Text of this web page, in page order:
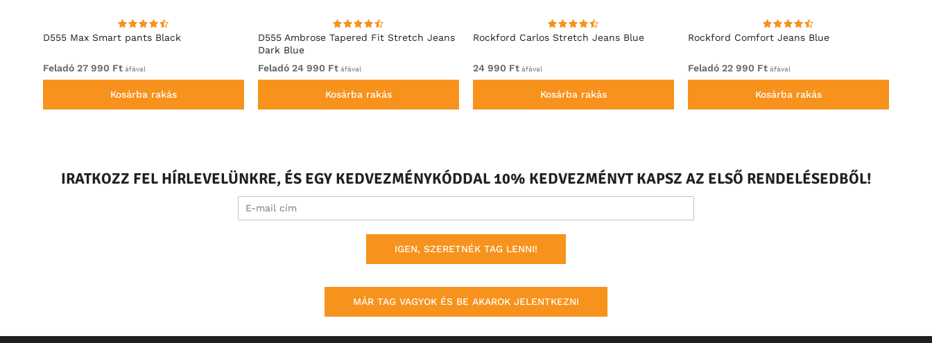
D555 Max Smart pants Black
Feladó 27 990 Ft áfával
Kosárba rakás
D555 Ambrose Tapered Fit Stretch Jeans
Dark Blue
Feladó 24 990 Ft áfával
Kosárba rakás
Rockford Carlos Stretch Jeans Blue
24 990 Ft áfával
Kosárba rakás
Rockford Comfort Jeans Blue
Feladó 22 990 Ft áfával
Kosárba rakás
IRATKOZZ FEL HÍRLEVELÜNKRE, ÉS EGY KEDVEZMÉNYKÓDDAL 10% KEDVEZMÉNYT KAPSZ AZ ELSŐ RENDELÉSEDBŐL!
IGEN, SZERETNÉK TAG LENNI!
MÁR TAG VAGYOK ÉS BE AKAROK JELENTKEZNI